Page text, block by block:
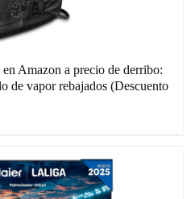
Amazon a precio de derribo:
de vapor rebajados (Descuento